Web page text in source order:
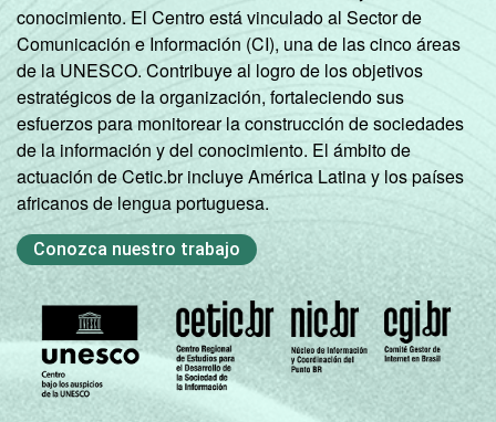
conocimiento. El Centro está vinculado al Sector de
Comunicación e Información (CI), una de las cinco áreas
de la UNESCO. Contribuye al logro de los objetivos
estratégicos de la organización, fortaleciendo sus
esfuerzos para monitorear la construcción de sociedades
de la información y del conocimiento. El ámbito de
actuación de Cetic.br incluye América Latina y los países
africanos de lengua portuguesa.
Conozca nuestro trabajo